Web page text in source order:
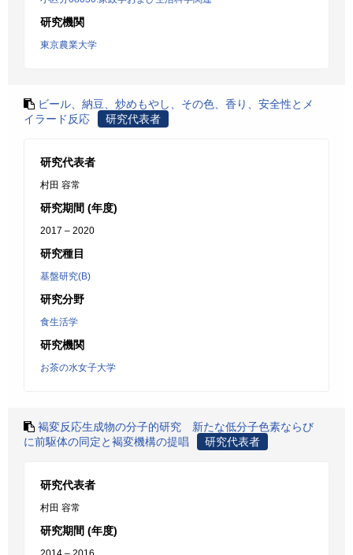
研究機関
東京農業大学
ビール、納豆、炒めもやし、その色、香り、安全性とメ
イラード反応
研究代表者
研究代表者
村田 容常
研究期間 (年度)
2017 – 2020
研究種目
基盤研究(B)
研究分野
食生活学
研究機関
お茶の水女子大学
褐変反応生成物の分子的研究 新たな低分子色素ならび
に前駆体の同定と褐変機構の提唱
研究代表者
研究代表者
村田 容常
研究期間 (年度)